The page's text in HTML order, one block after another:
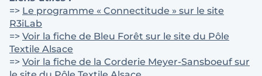
=> Le programme « Connectitude » sur le site
R3iLab
=> Voir la fiche de Bleu Forêt sur le site du Pôle
Textile Alsace
=> Voir la fiche de la Corderie Meyer-Sansboeuf sur